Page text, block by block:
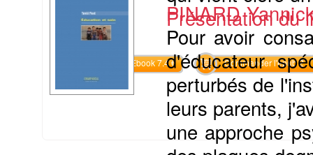
Présentation du
Commander l'Ebook 7.4 € Commander l'epub 2
PINARD
Pour avoir
d'éducateur
perturbés de
leurs parents,
une approche